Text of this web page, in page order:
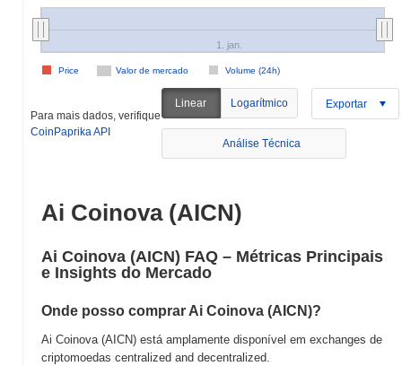
Valor de mercado Volume (24h)
Price
1. jan.
Para mais dados, verifique
CoinPaprika API
Linear Logarítmico Exportar
Análise Técnica
Ai Coinova (AICN)
Ai Coinova (AICN) FAQ – Métricas Principais
e Insights do Mercado
Onde posso comprar Ai Coinova (AICN)?
Ai Coinova (AICN) está amplamente disponível em exchanges de
criptomoedas centralized and decentralized.